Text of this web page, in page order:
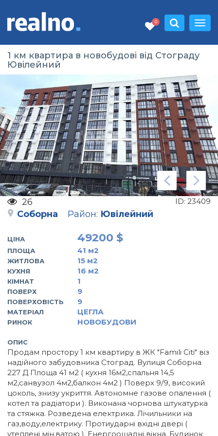
0
1 км квартира в новобудові від Стограду
Ювілейний
26 ID: 23409
Соборна Район: Ювілейний
ЦІНА 49200 $
ПЛОЩА 41 м2
ЖИТЛОВА 15 м2
КУХНЯ 16 м2
КІМНАТ 1
ПОВЕРХ 9
ПОВЕРХОВІСТЬ 9
МАТЕРІАЛ ЦЕГЛА
РИНОК НОВОБУДОВИ
ОПИС
Продам простору 1 км квартиру в ЖК "Famili Citi" віз
надійного забудовника Стоград. Вулиця Соборна
227 Д Площа 41 м2 ( кухня 16м2,спальня 14,5
м2,санвузол 4м2,балкон 4м2 ) Поверх 9/9, високий
цоколь, знизу укриття. Автономне газове опалення (
котел та радіатори ). Виконана чорнова штукатурка
та стяжка. Розведена електрика. Лічильники на
газ,воду,електрику. Протиударні вхідні двері (
утеплені мін.ватою ). Енергоощадні вікна. Будинок